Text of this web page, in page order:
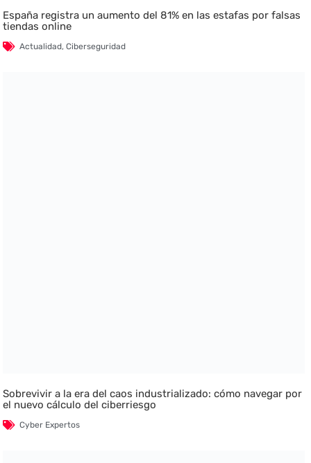
España registra un aumento del 81% en las estafas por falsas
tiendas online
Actualidad,Ciberseguridad
Sobrevivir a la era del caos industrializado: cómo navegar por
el nuevo cálculo del ciberriesgo
Cyber Expertos